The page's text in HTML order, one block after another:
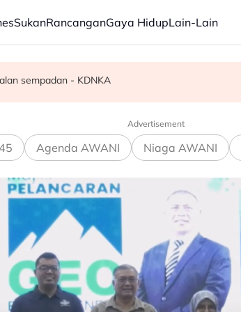
SukanRancanganGaya HidupLain-Lain
faham? - Penganalisis
sempadan - KDNKA
Ini" di BIFF
Advertisement
Agenda AWANI Niaga AWANI